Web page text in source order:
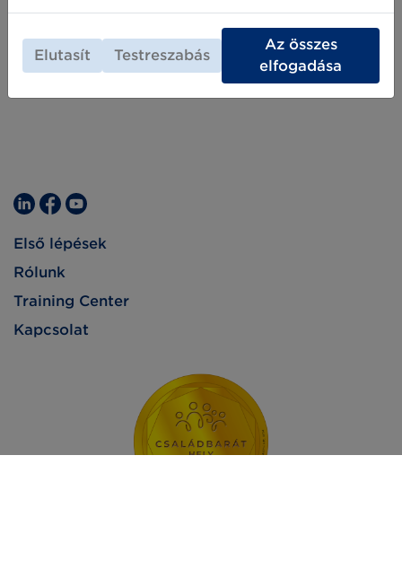
Első lépések
Rólunk
Training Center
Kapcsolat
Elutasít Testreszabás
Az összes
elfogadása